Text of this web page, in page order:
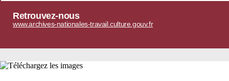
Retrouvez-nous
www.archives-nationales-travail.culture.gouv.fr